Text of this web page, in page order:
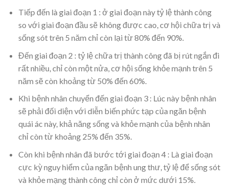
Tiếp đến là giai đoạn 1 : ở giai đoạn này tỷ lệ thành công
so với giai đoạn đầu sẽ không được cao, cơ hội chữa trị và
sống sót trên 5 năm chỉ còn lại từ 80% đến 90%.
Đến giai đoạn 2 : tỷ lệ chữa trị thành công đã bị rút ngắn đi
rất nhiều, chỉ còn một nửa, cơ hội sống khỏe mạnh trên 5
năm sẽ còn khoảng từ 50% đến 60%.
Khi bệnh nhân chuyển đến giai đoạn 3 : Lúc này bệnh nhân
sẽ phải đối diện với diễn biến phức tạp của ngăn bệnh
quái ác này, khả năng sống và khỏe mạnh của bệnh nhân
chỉ còn từ khoảng 25% đến 35%.
Còn khi bệnh nhân đã bước tới giai đoạn 4 : Là giai đoạn
cực kỳ nguy hiểm của ngăn bệnh ung thư, tỷ lệ để sống sót
và khỏe mạng thành công chỉ còn ở mức dưới 15%.